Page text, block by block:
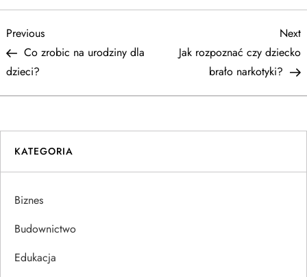
N
a
w
i
g
a
c
Previous
Post
Previous
Co zrobic na urodziny dla
dzieci?
Next
Jak rozpoznać czy dziecko
brało narkotyki?
KATEGORIA
Biznes
Budownictwo
Edukacja